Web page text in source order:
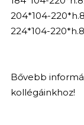
204*104-
224*104-
Bővebb
kollégáinkhoz!